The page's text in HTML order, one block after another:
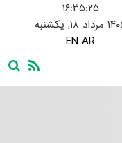
۱۶:۳۵:۲۶
۱۸, یکشنبه
EN AR